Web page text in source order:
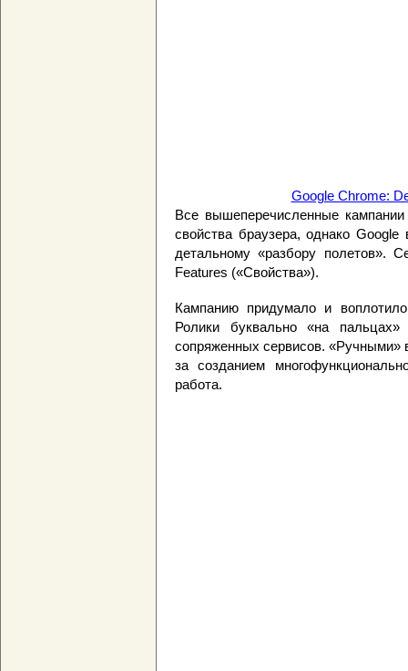
Google Chrome:
Все вышеперечисленные
свойства браузера, однако
детальному «разбору полетов».
Features («Свойства»).
Кампанию придумало и
Ролики буквально «на
сопряженных сервисов. «Ручными»
за созданием
работа.